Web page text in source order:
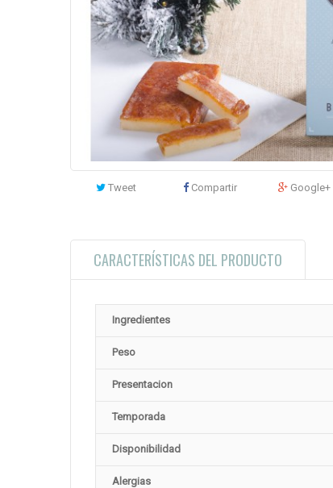
Tweet Compartir Google+
CARACTERÍSTICAS DEL PRODUCTO
Ingredientes
Peso
Presentacion
Temporada
Disponibilidad
Alergias